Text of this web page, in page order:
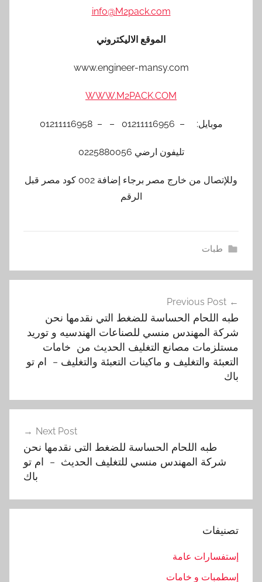
info@M2pack.com
الموقع الاليكتروني
www.engineer-mansy.com
WWW.M2PACK.COM
موبايل: – 01211116956 – – 01211116958
تليفون ارضي 0225880056
وللإتصال من خارج مصر برجاء إضافة 002 كود مصر قبل
الرقم
طبات
ا
ل
م
و
و
,
ح
المقالات
Previous Post
طبه اللحام الحساسة للضغط التي نقدمها نحن
شركة المهندس منسي للصناعات الهندسيه و توريد
مستلزمات مصانع التغليف الحديث من خامات
التعبئة والتغليف و ماكينات التعبئة والتغليف – ام تو
باك
Next Post
طبه اللحام الحساسة للضغط التى نقدمها نحن
شركة المهندس منسي للتغليف الحديث – ام تو
باك
تصنيفات
إستفسارات عامة
إسطمبات و خامات